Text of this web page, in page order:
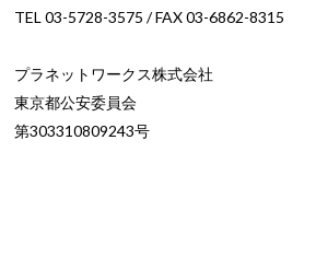
TEL 03-5728-3575 / FAX 03-6862-8315
プラネットワークス株式会社
東京都公安委員会
第303310809243号